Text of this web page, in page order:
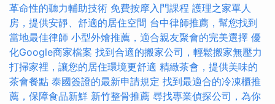
革命性的聽力輔助技術 免費按摩入門課程 護理之家單人
房，提供安靜、舒適的居住空間 台中律師推薦，幫您找到
當地最佳律師 小型外燴推薦，適合親友聚會的完美選擇 優
化Google商家檔案 找到合適的搬家公司，輕鬆搬家無壓力
打掃家裡，讓您的居住環境更舒適 精緻茶會，提供美味的
茶會餐點 泰國簽證的最新申請規定 找到最適合的冷凍櫃推
薦，保障食品新鮮 新竹整骨推薦 尋找專業偵探公司，為你